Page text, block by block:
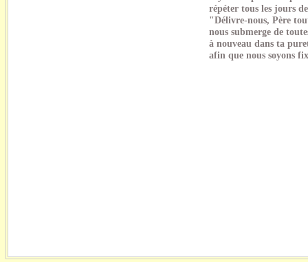
répéter tous les jours
"Délivre-nous, Père
nous submerge de
à nouveau dans ta
afin que nous soyons